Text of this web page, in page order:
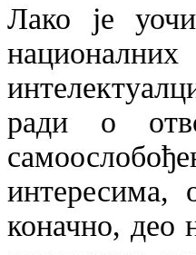
Лако је
ради о
коначно, део